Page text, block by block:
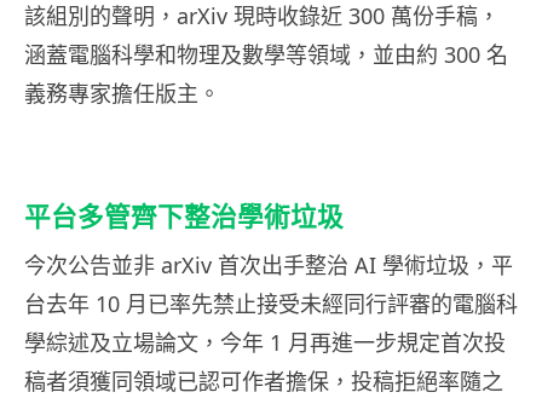
該組別的聲明，arXiv 現時收錄近 300 萬份手稿，
涵蓋電腦科學和物理及數學等領域，並由約 300 名
義務專家擔任版主。
平台多管齊下整治學術垃圾
今次公告並非 arXiv 首次出手整治 AI 學術垃圾，平
台去年 10 月已率先禁止接受未經同行評審的電腦科
學綜述及立場論文，今年 1 月再進一步規定首次投
稿者須獲同領域已認可作者擔保，投稿拒絕率隨之